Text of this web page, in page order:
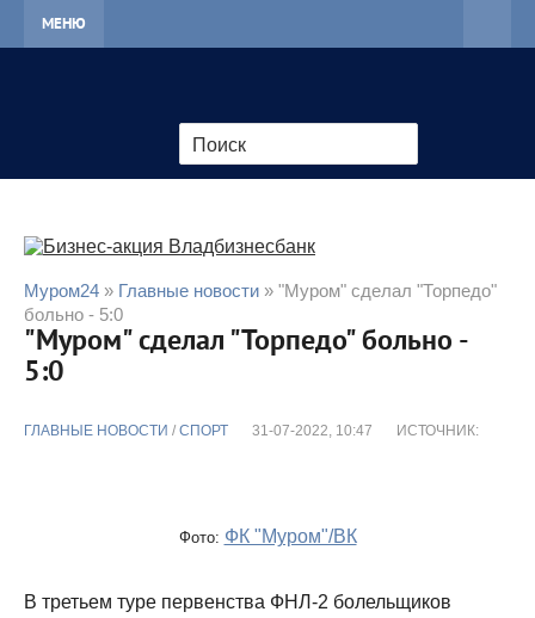
МЕНЮ
Муром24 » Главные новости » "Муром" сделал "Торпедо"
больно - 5:0
"Муром" сделал "Торпедо" больно -
5:0
ГЛАВНЫЕ НОВОСТИ / CПОРТ 31-07-2022, 10:47 ИСТОЧНИК:
Фото: ФК "Муром"/ВК
В третьем туре первенства ФНЛ-2 болельщиков